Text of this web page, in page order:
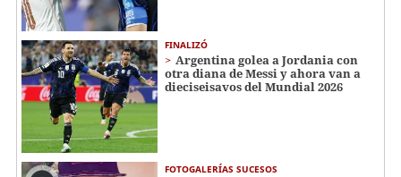
FINALIZÓ
Argentina golea a Jordania con
otra diana de Messi y ahora van a
dieciseisavos del Mundial 2026
FOTOGALERÍAS SUCESOS